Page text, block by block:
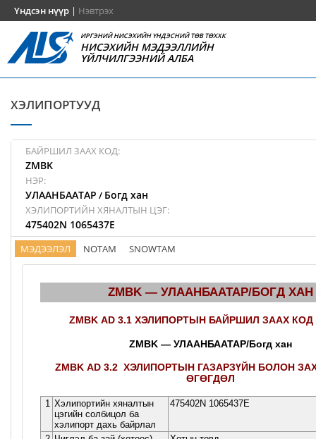
Үндсэн нүүр | Нэвтрэх
ИРГЭНИЙ НИСЭХИЙН ҮНДЭСНИЙ ТӨВ ТӨХХК
НИСЭХИЙН МЭДЭЭЛЛИЙН
ҮЙЛЧИЛГЭЭНИЙ АЛБА
ХЭЛИПОРТУУД
БАЙРШИЛ ЗААХ КОД:
ZMBK
НЭР:
УЛААНБААТАР / Богд хан
ХЭЛИПОРТИЙН ХЯНАЛТЫН ЦЭГ:
475402N 1065437E
МЭДЭЭЛЭЛ NOTAM SNOWTAM